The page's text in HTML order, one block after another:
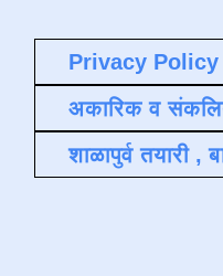
Privacy Policy
अकारिक व
शाळापुर्व तयारी ,